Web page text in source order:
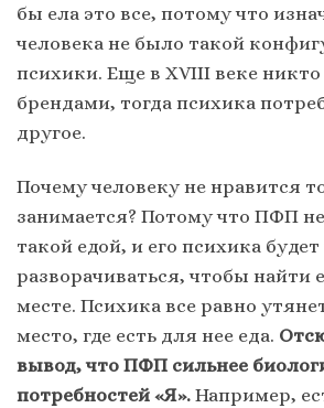
бы ела это все, потому что
человека не было такой
психики. Еще в XVIII веке никто
брендами, тогда психика
другое.
Почему человеку не нравится
занимается? Потому что ПФП
такой едой, и его психика
разворачиваться, чтобы найти
месте. Психика все равно
место, где есть для нее еда.
вывод, что ПФП сильнее
потребностей «Я». Например,